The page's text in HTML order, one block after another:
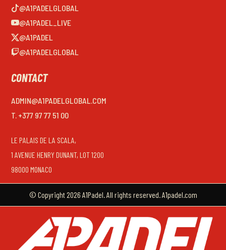
@A1PADELGLOBAL
@A1PADEL_LIVE
@A1PADEL
@A1PADELGLOBAL
CONTACT
ADMIN@A1PADELGLOBAL.COM
T. +377 97 77 51 00
LE PALAIS DE LA SCALA,
1 AVENUE HENRY DUNANT, LOT 1200
98000 MONACO
© Copyright 2026 A1Padel. All rights reserved. A1padel.com